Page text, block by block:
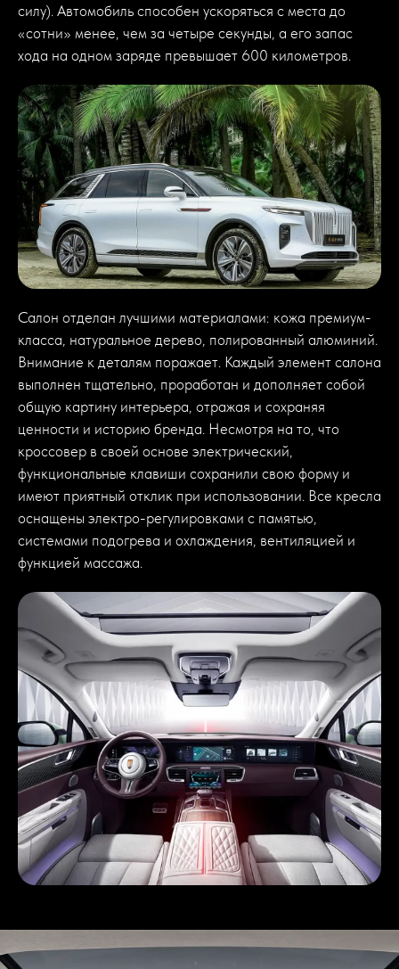
силу). Автомобиль способен ускоряться с места до
«сотни» менее, чем за четыре секунды, а его запас
хода на одном заряде превышает 600 километров.
Салон отделан лучшими материалами: кожа премиум-
класса, натуральное дерево, полированный алюминий.
Внимание к деталям поражает. Каждый элемент салона
выполнен тщательно, проработан и дополняет собой
общую картину интерьера, отражая и сохраняя
ценности и историю бренда. Несмотря на то, что
кроссовер в своей основе электрический,
функциональные клавиши сохранили свою форму и
имеют приятный отклик при использовании. Все кресла
оснащены электро-регулировками с памятью,
системами подогрева и охлаждения, вентиляцией и
функцией массажа.